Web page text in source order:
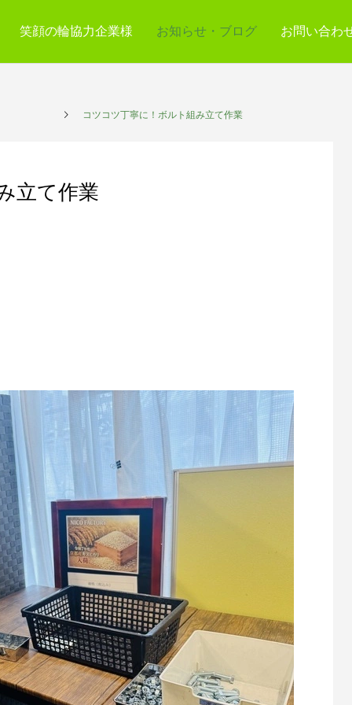
笑顔の輪協力企業様 お知らせ・ブログ お問い合わ
コツコツ丁寧に！ボルト組み立て作業
立て作業